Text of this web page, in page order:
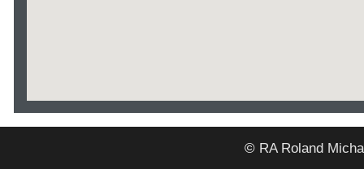
©RA Roland